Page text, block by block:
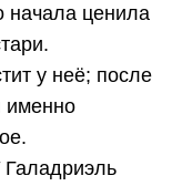
начала ценила
у неё; после
именно